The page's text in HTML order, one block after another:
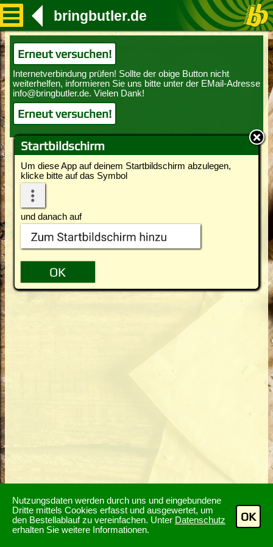
Nutzungsdaten werden durch uns und eingebundene
Dritte mittels Cookies erfasst und ausgewertet, um
den Bestellablauf zu vereinfachen. Unter Datenschutz
erhalten Sie weitere Informationen.
OK
Startbildschirm
Um diese App auf deinem Startbildschirm abzulegen,
klicke bitte auf das Symbol
und danach auf
bringbutler.de
Erneut versuchen!
Erneut versuchen!